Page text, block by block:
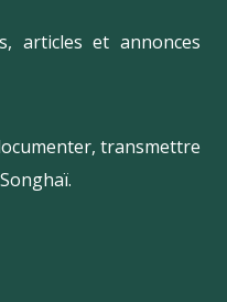
articles et annonces
transmettre